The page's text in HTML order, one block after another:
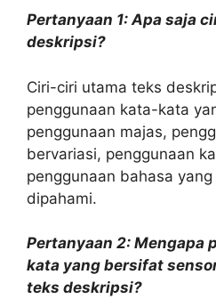
Pertanyaan 1: Apa saja
deskripsi?
Ciri-ciri utama teks
penggunaan kata-kata
penggunaan majas,
bervariasi, penggunaan
penggunaan bahasa
dipahami.
Pertanyaan 2: Mengapa
kata yang bersifat
teks deskripsi?